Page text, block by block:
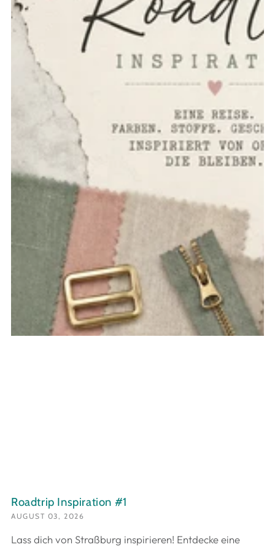
Roadtrip Inspiration #1
AUGUST 03, 2026
Lass dich von Straßburg inspirieren! Entdecke eine